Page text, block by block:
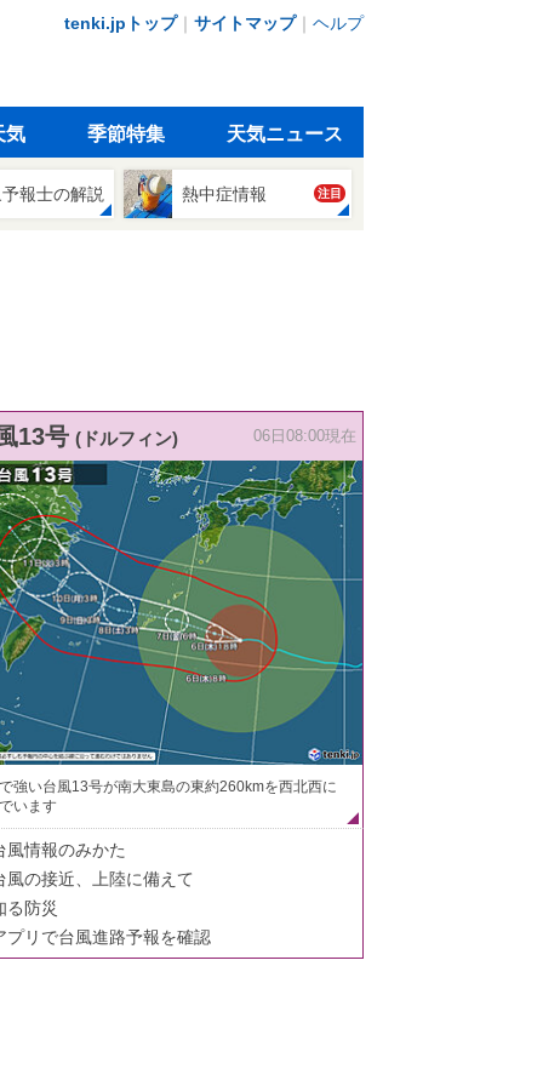
tenki.jpトップ｜ サイトマップ｜ ヘルプ
気 季節特集 天気ニュース
報士の解説 熱中症情報 注目
13号 (ドルフィン) 06日08:00現在
強い台風13号が南大東島の東約260kmを西北西に
います
風情報のみかた
風の接近、上陸に備えて
る防災
プリで台風進路予報を確認